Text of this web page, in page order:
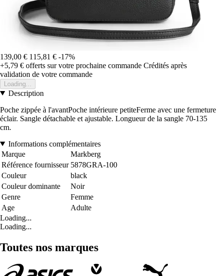
139,00 € 115,81 € -17%
+5,79 € offerts sur votre prochaine commande Crédités après
validation de votre commande
Loading...
Description
Poche zippée à l'avantPoche intérieure petiteFerme avec une fermeture
éclair. Sangle détachable et ajustable. Longueur de la sangle 70-135
cm.
Informations complémentaires
Marque
Markberg
Référence fournisseur 5878GRA-100
Couleur
black
Couleur dominante
Noir
Genre
Femme
Age
Adulte
Loading...
Loading...
Toutes nos marques